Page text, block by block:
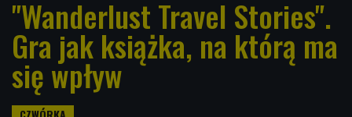
"Wanderlust Travel Stories".
Gra jak książka, na którą ma
się wpływ